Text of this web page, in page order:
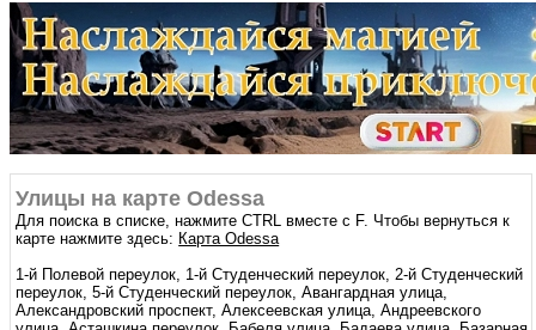
Улицы на карте Odessa
Для поиска в списке, нажмите CTRL вместе с F. Чтобы вернуться к
карте нажмите здесь: Карта Odessa
1-й Полевой переулок, 1-й Студенческий переулок, 2-й Студенческий
переулок, 5-й Студенческий переулок, Авангардная улица,
Александровский проспект, Алексеевская улица, Андреевского